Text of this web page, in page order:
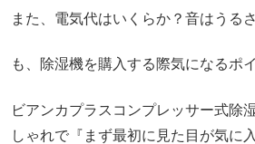
また、電気代はいくらか？音はうる
も、除湿機を購入する際気になるポ
ビアンカプラスコンプレッサー式除
しゃれで『まず最初に見た目が気に